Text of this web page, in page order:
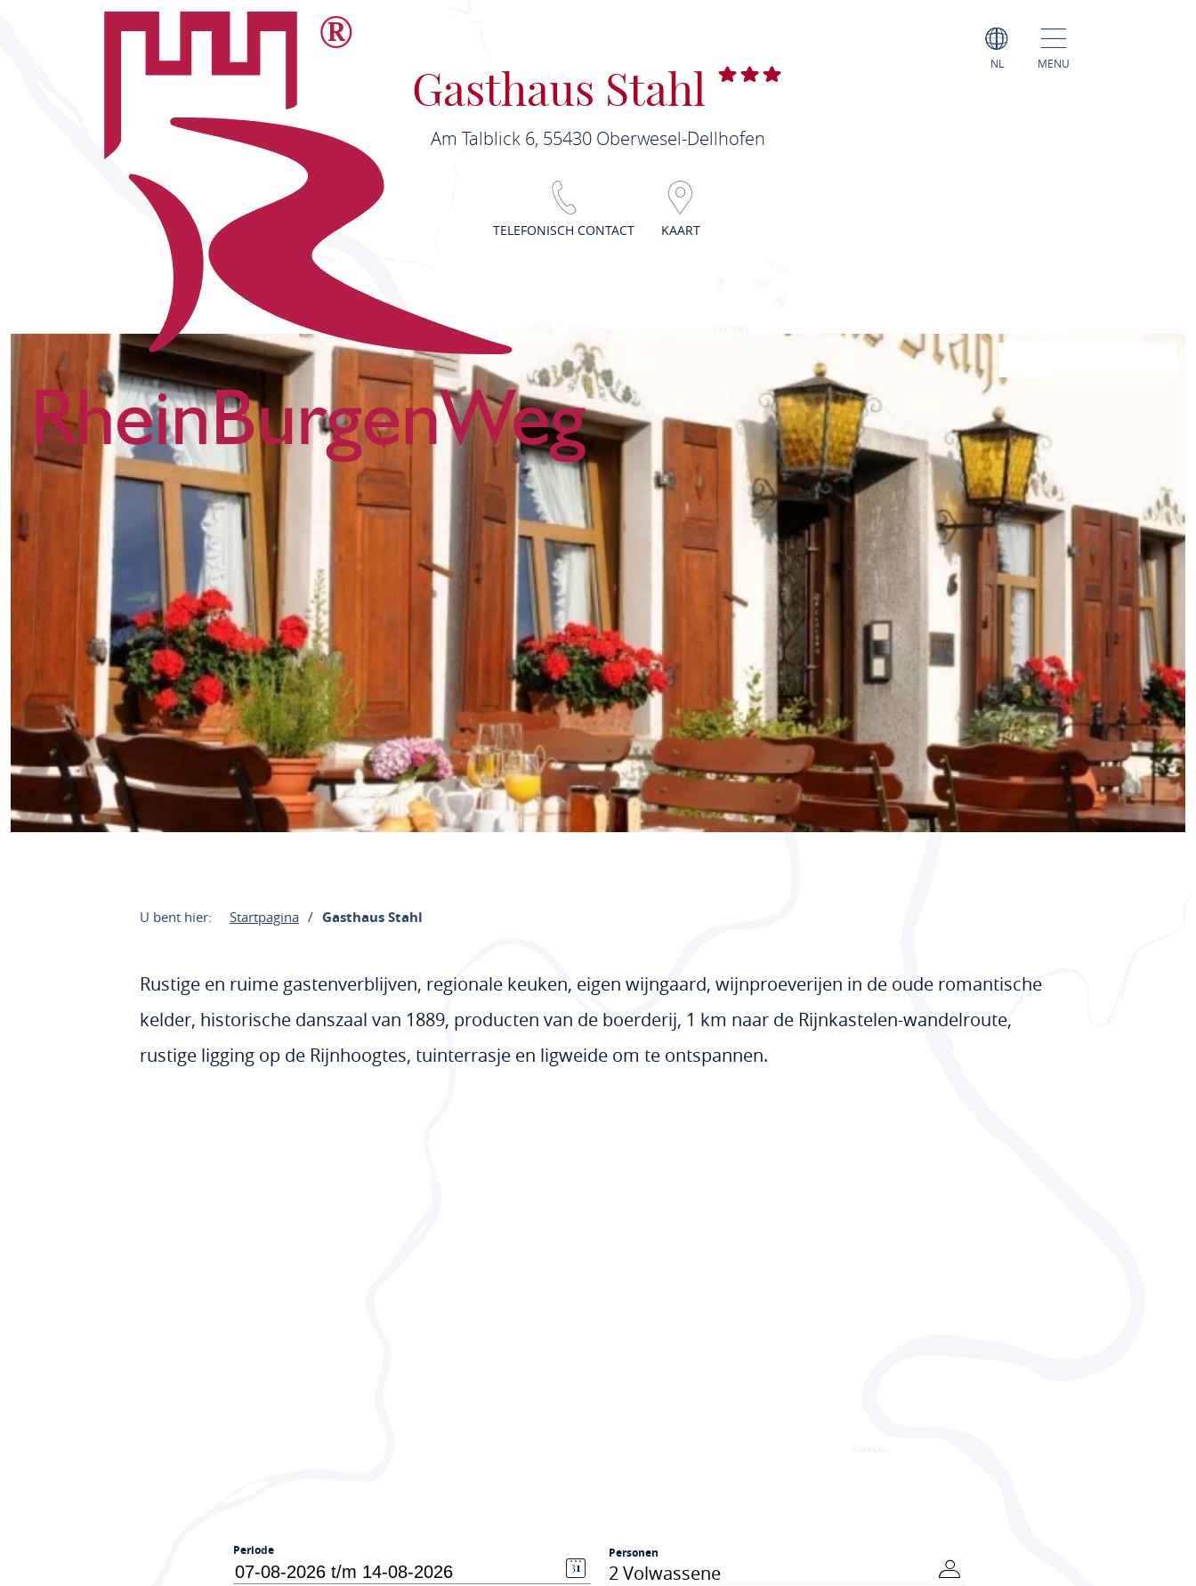
NL MENU
Gasthaus Stahl
Am Talblick 6, 55430 Oberwesel-Dellhofen
TELEFONISCH CONTACT KAART
U bent hier: Startpagina Gasthaus Stahl
Rustige en ruime gastenverblijven, regionale keuken, eigen wijngaard, wijnproeverijen in de oude romantische
kelder, historische danszaal van 1889, producten van de boerderij, 1 km naar de Rijnkastelen-wandelroute,
rustige ligging op de Rijnhoogtes, tuinterrasje en ligweide om te ontspannen.
Periode Personen
2 Volwassene